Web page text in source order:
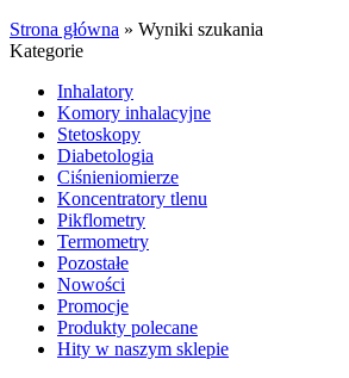
Strona główna » Wyniki szukania
Kategorie
Inhalatory
Komory inhalacyjne
Stetoskopy
Diabetologia
Ciśnieniomierze
Koncentratory tlenu
Pikflometry
Termometry
Pozostałe
Nowości
Promocje
Produkty polecane
Hity w naszym sklepie